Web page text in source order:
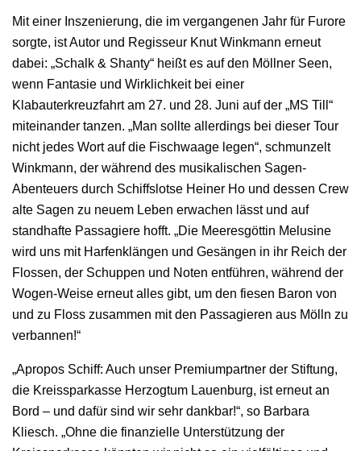
Mit einer Inszenierung, die im vergangenen Jahr für Furore
sorgte, ist Autor und Regisseur Knut Winkmann erneut
dabei: „Schalk & Shanty“ heißt es auf den Möllner Seen,
wenn Fantasie und Wirklichkeit bei einer
Klabauterkreuzfahrt am 27. und 28. Juni auf der „MS Till“
miteinander tanzen. „Man sollte allerdings bei dieser Tour
nicht jedes Wort auf die Fischwaage legen“, schmunzelt
Winkmann, der während des musikalischen Sagen-
Abenteuers durch Schiffslotse Heiner Ho und dessen Crew
alte Sagen zu neuem Leben erwachen lässt und auf
standhafte Passagiere hofft. „Die Meeresgöttin Melusine
wird uns mit Harfenklängen und Gesängen in ihr Reich der
Flossen, der Schuppen und Noten entführen, während der
Wogen-Weise erneut alles gibt, um den fiesen Baron von
und zu Floss zusammen mit den Passagieren aus Mölln zu
verbannen!“
„Apropos Schiff: Auch unser Premiumpartner der Stiftung,
die Kreissparkasse Herzogtum Lauenburg, ist erneut an
Bord – und dafür sind wir sehr dankbar!“, so Barbara
Kliesch. „Ohne die finanzielle Unterstützung der